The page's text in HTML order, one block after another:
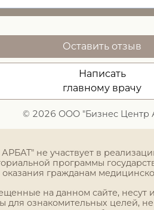
© 2026 ООО "Бизнес Центр
Оставить отзыв
Написать
главному врачу
не участвует в
программы
оказания гражданам
на данном сайте,
для ознакомительных целей,